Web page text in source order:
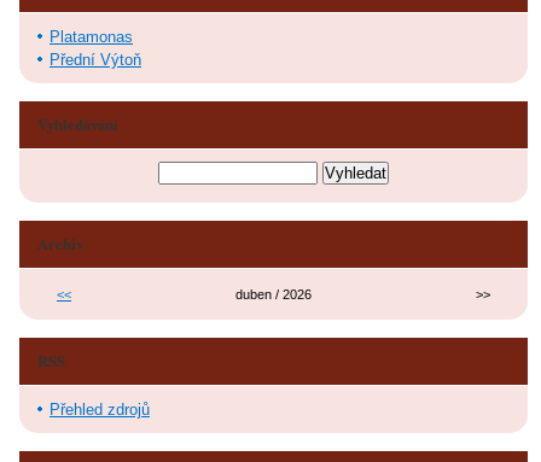
Platamonas
Přední Výtoň
Vyhledávání
Archiv
<< duben / 2026 >>
RSS
Přehled zdrojů